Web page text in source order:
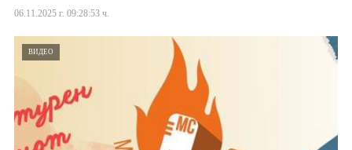
06.11.2025 г. 09:28:53 ч.
ВИДЕО